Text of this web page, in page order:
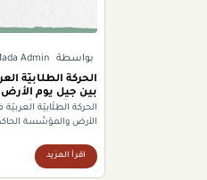
بواسطة Admin
الحركة الطلّابيّة
بين جيل يوم
السرديّة الذاتيّة
الحركة الطلّابيّة
الأرض والمؤسَّسة
اقرأ المزيد